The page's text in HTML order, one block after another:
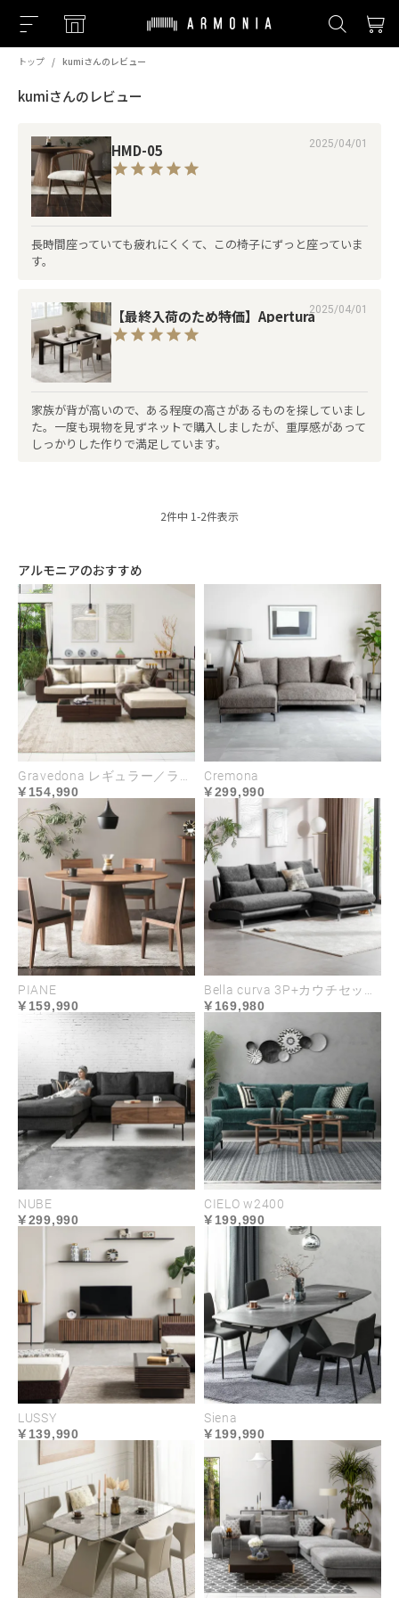
トップ kumiさんのレビュー
kumiさんのレビュー
HMD-05 2025/04/01
長時間座っていても疲れにくくて、この椅子にずっと座っていま
す。
【最終入荷のため特価】Apertura2025/04/01
家族が背が高いので、ある程度の高さがあるものを探していまし
た。一度も現物を見ずネットで購入しましたが、重厚感があって
しっかりした作りで満足しています。
2件中 1-2件表示
アルモニアのおすすめ
154,990
Cremona
299,990
PIANE
159,990 169,980
NUBE
299,990
CIELO w2400
199,990
LUSSY
139,990
Siena
199,990